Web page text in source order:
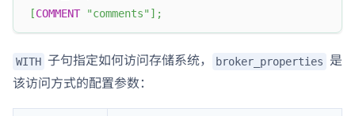
[COMMENT "comments" ] ;
WITH 子句指定如何访问存储系统， broker_properties
是
该访问方式的配置参数：